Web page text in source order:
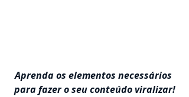
Aprenda os elementos necessários
para fazer o seu conteúdo viralizar!